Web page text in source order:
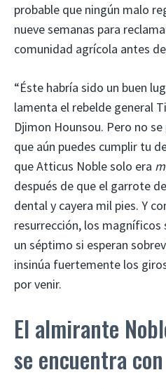
probable que ningún malo
nueve semanas para
comunidad agrícola antes
“Éste habría sido un buen
lamenta el rebelde general
Djimon Hounsou. Pero no
que aún puedes cumplir tu
que Atticus Noble solo era
después de que el garrote
dental y cayera mil pies. Y
resurrección, los magníficos
un séptimo si esperan
insinúa fuertemente los
por venir.
El almirante
se encuentra